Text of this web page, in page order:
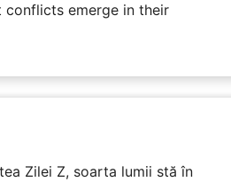
conflicts emerge in their
Zilei Z, soarta lumii stă în